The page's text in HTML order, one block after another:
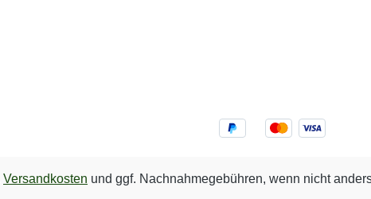
Versandkosten und ggf. Nachnahmegebühren, wenn nicht